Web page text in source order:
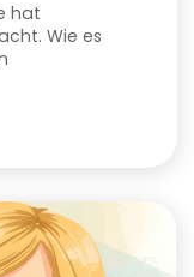
hat
Wie es